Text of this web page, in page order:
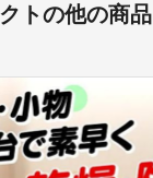
トの他の商品